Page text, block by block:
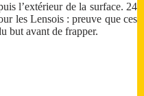
l’extérieur de la surface. 24
les Lensois : preuve que ces
but avant de frapper.